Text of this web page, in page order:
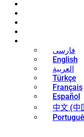
فارسی
English
العربية
Türkçe
Français
Español
中文 (中